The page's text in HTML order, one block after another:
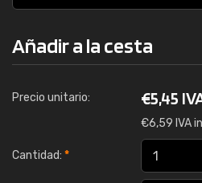
Añadir a la cesta
Precio unitario: €5,45
€6,59 IVA
Cantidad: *